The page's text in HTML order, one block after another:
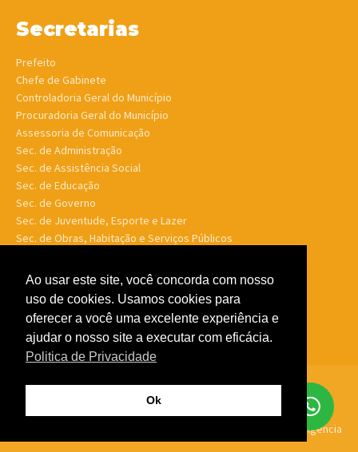
Secretarias
Prefeito
Chefe de Gabinete
Controladoria Geral do Município
Procuradoria Geral do Município
Assessoria de Comunicação
Sec. de Administração
Sec. de Assistência Social
Sec. de Educação
Sec. de Governo
Sec. de Juventude, Esporte e Lazer
Sec. de Obras, Habitação e Serviços Públicos
Sec. de Saúde
Sec. de Turismo
Sec. de Meio Ambiente, Desenv. Agrário, Aquicultura e Pesca
Politica de
GTW Agência
Ao usar este site, você concorda com nosso
uso de cookies. Usamos cookies para
oferecer a você uma excelente experiência e
ajudar o nosso site a executar com eficácia.
Politica de Privacidade
Ok